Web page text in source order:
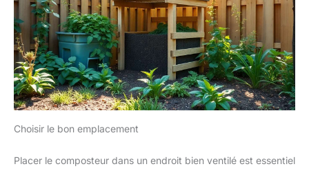
Choisir le bon emplacement
Placer le composteur dans un endroit bien ventilé est essentiel